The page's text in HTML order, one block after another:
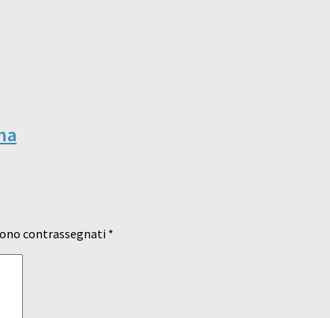
contrassegnati *